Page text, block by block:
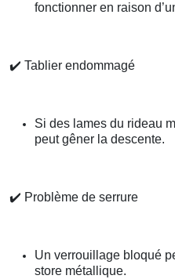
fonctionner en raison
✔️ Tablier endommagé
Si des lames du rideau
peut gêner la descente.
✔️ Problème de serrure
Un verrouillage bloqué
store métallique.